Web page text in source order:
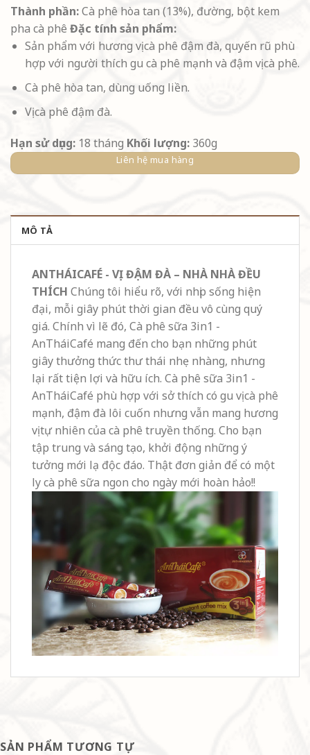
Thành phần:Cà phê hòa tan (13%), đường, bột kem
pha cà phê Đặc tính sản phẩm:
Sản phẩm với hương vị cà phê đậm đà, quyến rũ phù
hợp với người thích gu cà phê mạnh và đậm vị cà phê.
Cà phê hòa tan, dùng uống liền.
Vị cà phê đậm đà.
Hạn sử dụng: 18 tháng Khối lượng: 360g
Liên hệ mua hàng
MÔ TẢ
ANTHÁICAFÉ - VỊ ĐẬM ĐÀ – NHÀ NHÀ ĐỀU
THÍCH Chúng tôi hiểu rõ, với nhịp sống hiện
đại, mỗi giây phút thời gian đều vô cùng quý
giá. Chính vì lẽ đó, Cà phê sữa 3in1 -
AnTháiCafé mang đến cho bạn những phút
giây thưởng thức thư thái nhẹ nhàng, nhưng
lại rất tiện lợi và hữu ích. Cà phê sữa 3in1 -
AnTháiCafé phù hợp với sở thích có gu vị cà phê
mạnh, đậm đà lôi cuốn nhưng vẫn mang hương
vị tự nhiên của cà phê truyền thống. Cho bạn
tập trung và sáng tạo, khởi động những ý
tưởng mới lạ độc đáo. Thật đơn giản để có một
ly cà phê sữa ngon cho ngày mới hoàn hảo!!
SẢN PHẨM TƯƠNG TỰ